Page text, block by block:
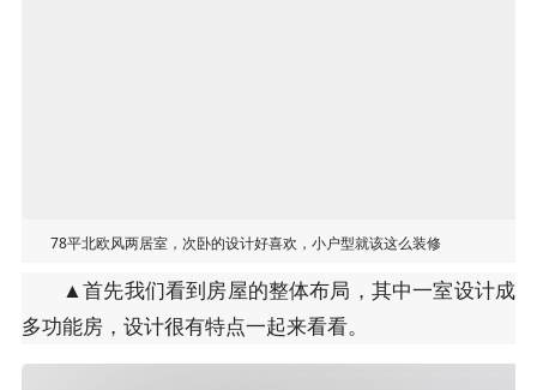
78平北欧风两居室，次卧的设计好喜欢，小户型就该这么装修
▲首先我们看到房屋的整体布局，其中一室设计成
多功能房，设计很有特点一起来看看。